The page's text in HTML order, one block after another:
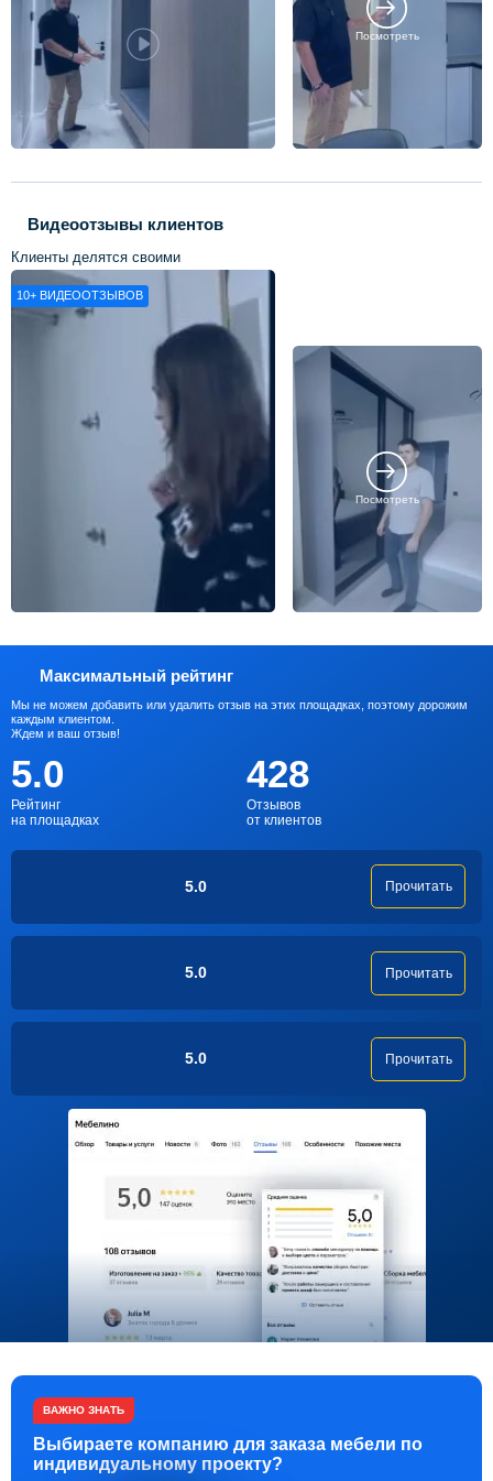
Посмотреть
Видеоотзывы клиентов
Клиенты делятся своими
впечатлениями о нашей работе
10+ ВИДЕООТЗЫВОВ
Посмотреть
Максимальный рейтинг
Мы не можем добавить или удалить отзыв на этих площадках, поэтому дорожим
каждым клиентом.
Ждем и ваш отзыв!
5.0
Рейтинг
на площадках
428
Отзывов
от клиентов
5.0 Прочитать
5.0 Прочитать
5.0 Прочитать
ВАЖНО ЗНАТЬ
Выбираете компанию для заказа мебели по
индивидуальному проекту?